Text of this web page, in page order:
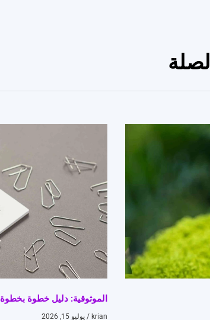
الموثوقية: دليل خطوة بخطوة
krian يوليو 15, 2026